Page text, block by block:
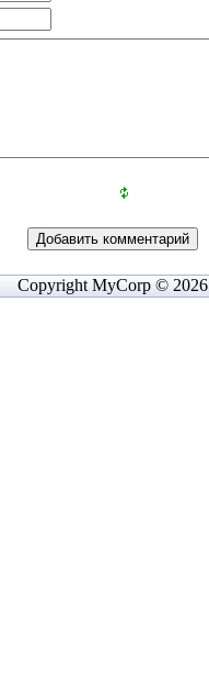
Copyright MyCorp © 2026